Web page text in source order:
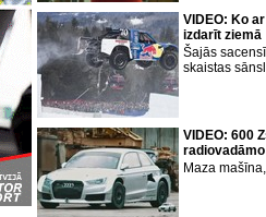
VIDEO: Ko
izdarīt ziemā
Šajās
skaistas
VIDEO: 600
Maza